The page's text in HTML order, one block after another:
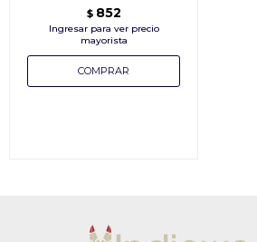
$ 852